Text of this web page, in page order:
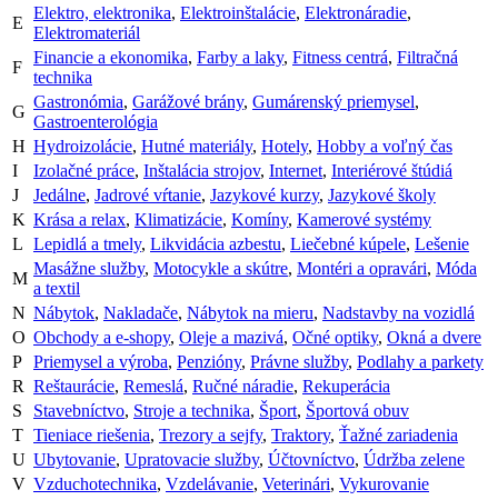
E
Elektro, elektronika, Elektroinštalácie, Elektronáradie,
Elektromateriál
F
Financie a ekonomika, Farby a laky, Fitness centrá, Filtračná
technika
G
Gastronómia, Garážové brány, Gumárenský priemysel,
Gastroenterológia
H Hydroizolácie, Hutné materiály, Hotely, Hobby a voľný čas
I
Izolačné práce, Inštalácia strojov, Internet, Interiérové štúdiá
J
Jedálne, Jadrové vŕtanie, Jazykové kurzy, Jazykové školy
K Krása a relax, Klimatizácie, Komíny, Kamerové systémy
L Lepidlá a tmely, Likvidácia azbestu, Liečebné kúpele, Lešenie
M
Masážne služby, Motocykle a skútre, Montéri a opravári, Móda
a textil
N Nábytok, Nakladače, Nábytok na mieru, Nadstavby na vozidlá
O Obchody a e-shopy, Oleje a mazivá, Očné optiky, Okná a dvere
P Priemysel a výroba, Penzióny, Právne služby, Podlahy a parkety
R Reštaurácie, Remeslá, Ručné náradie, Rekuperácia
S
Stavebníctvo, Stroje a technika, Šport, Športová obuv
T Tieniace riešenia, Trezory a sejfy, Traktory, Ťažné zariadenia
U Ubytovanie, Upratovacie služby, Účtovníctvo, Údržba zelene
V Vzduchotechnika, Vzdelávanie, Veterinári, Vykurovanie